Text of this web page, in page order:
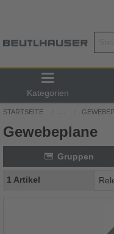
Kategorien
STARTSEITE
Gewebeplane
Gruppen
1 Artikel